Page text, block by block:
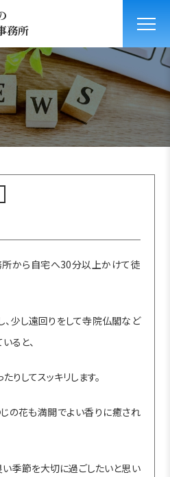
務所
所から自宅へ30分以上かけて徒
少し遠回りをして寺院仏閣など
ると、
りしてスッキリします。
の花も満開でよい香りに癒され
季節を大切に過ごしたいと思い